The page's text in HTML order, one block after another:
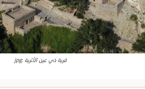
قرية ذي عين الأثرية .jpg